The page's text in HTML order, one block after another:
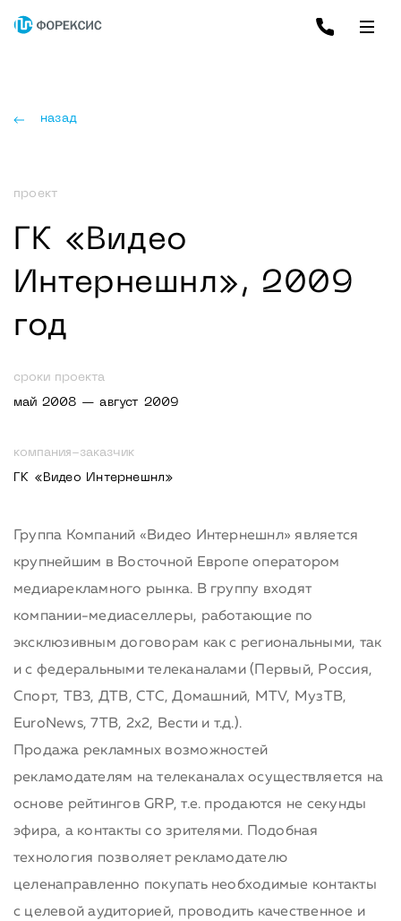
назад
проект
ГК «Видео
Интернешнл», 2009
год
сроки проекта
май 2008 — август 2009
компания-заказчик
ГК «Видео Интернешнл»
Группа Компаний «Видео Интернешнл» является
крупнейшим в Восточной Европе оператором
медиарекламного рынка. В группу входят
компании-медиаселлеры, работающие по
эксклюзивным договорам как с региональными, так
и с федеральными телеканалами (Первый, Россия,
Спорт, ТВ3, ДТВ, СТС, Домашний, MTV, МузТВ,
EuroNews, 7ТВ, 2х2, Вести и т.д.).
Продажа рекламных возможностей
рекламодателям на телеканалах осуществляется на
основе рейтингов GRP, т.е. продаются не секунды
эфира, а контакты со зрителями. Подобная
технология позволяет рекламодателю
целенаправленно покупать необходимые контакты
с целевой аудиторией, проводить качественное и